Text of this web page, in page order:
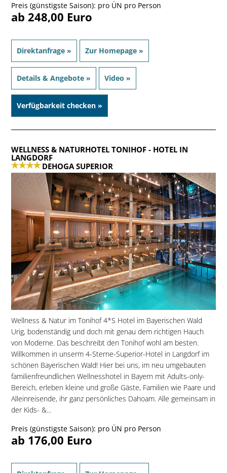
Preis (günstigste Saison): pro ÜN pro Person
ab 248,00 Euro
Direktanfrage » Zur Homepage »
Details & Angebote » Video »
Verfügbarkeit checken »
WELLNESS & NATURHOTEL TONIHOF- HOTEL IN
LANGDORF
DEHOGA SUPERIOR
Wellness & Natur im Tonihof 4*S Hotel im Bayerischen Wald
Urig, bodenständig und doch mit genau dem richtigen Hauch
von Moderne. Das beschreibt den Tonihof wohl am besten.
Willkommen in unserm 4-Sterne-Superior-Hotel in Langdorf im
schönen Bayerischen Wald! Hier bei uns, im neu umgebauten
familien­freundlichen Wellnesshotel in Bayern mit Adults-only-
Bereich, erleben kleine und große Gäste, Familien wie Paare und
Alleinreisende, ihr ganz persönliches Dahoam. Alle gemeinsam in
der Kids- &...
Preis (günstigste Saison): pro ÜN pro Person
ab 176,00 Euro